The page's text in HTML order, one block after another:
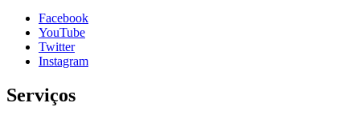
Facebook
YouTube
Twitter
Instagram
Serviços